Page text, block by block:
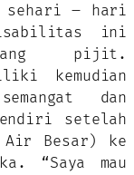
sehari – hari
ini
pijit.
kemudian
dan
setelah
Air Besar) ke
“Saya mau